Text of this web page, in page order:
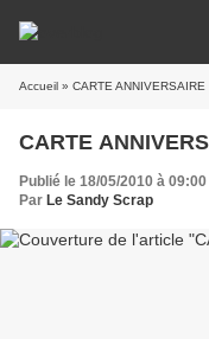
Accueil » CARTE ANNIVERSAIRE
CARTE
Publié le 18/05/2010 à 09:00
Par Le Sandy Scrap